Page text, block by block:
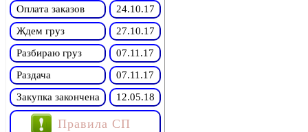
Оплата заказов
24.10.17
Ждем груз
27.10.17
Разбираю груз
07.11.17
Раздача
07.11.17
Закупка закончена
12.05.18
Правила СП